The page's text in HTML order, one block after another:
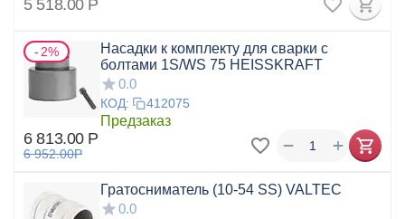
5 518.00 Р
2%
Насадки к комплекту для сварки с
болтами 1S/WS 75 HEISSKRAFT
0.0
КОД: 412075
Предзаказ
6 813.00 Р
6 952.00Р +
−
Гратосниматель (10-54 SS) VALTEC
0.0